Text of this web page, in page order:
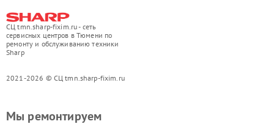
СЦ tmn.sharp-fixim.ru - сеть
сервисных центров в Тюмени по
ремонту и обслуживанию техники
Sharp
2021-2026 © СЦ tmn.sharp-fixim.ru
Мы ремонтируем